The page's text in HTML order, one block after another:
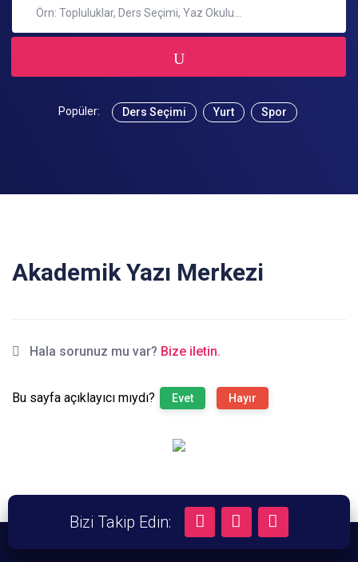
Popüler: Ders Seçimi Yurt Spor
Akademik Yazı Merkezi
Hala sorunuz mu var? Bize iletin.
Bu sayfa açıklayıcı mıydı? Evet Hayır
Bizi Takip Edin: